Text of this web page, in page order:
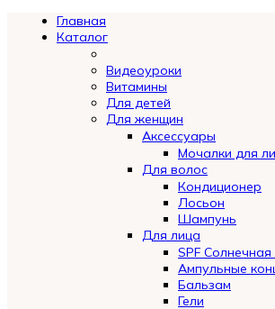
Главная
Каталог
Видеоуроки
Витамины
Для детей
Для женщин
Аксессуары
Мочалки для
Для волос
Кондиционер
Лосьон
Шампунь
Для лица
SPF
Ампульные
Бальзам
Гели